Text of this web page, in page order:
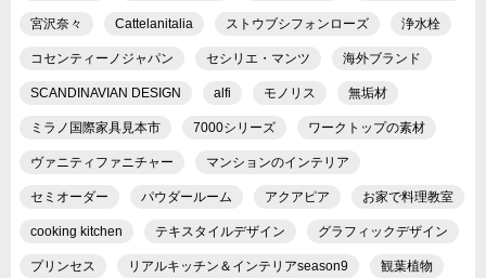
宮沢奈々 Cattelanitalia ストウブシフォンローズ 浄水栓
コセンティーノジャパン セシリエ・マンツ 海外ブランド
SCANDINAVIAN DESIGN alfi モノリス 無垢材
ミラノ国際家具見本市 7000シリーズ ワークトップの素材
ヴァニティファニチャー マンションのインテリア
セミオーダー パウダールーム アクアピア お家で料理教室
cooking kitchen テキスタイルデザイン グラフィックデザイン
プリンセス リアルキッチン＆インテリアseason9 観葉植物